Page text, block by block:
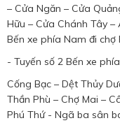
– Cửa Ngăn – Cửa
Hữu – Cửa Chánh Tây
Bến xe phía Nam đi chợ
- Tuyến số 2 Bến xe
Cống Bạc – Dệt Thủy
Thần Phù – Chợ Mai –
Phú Thứ - Ngã ba sân